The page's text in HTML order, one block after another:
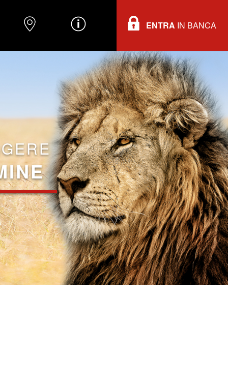
ENTRA IN BANCA